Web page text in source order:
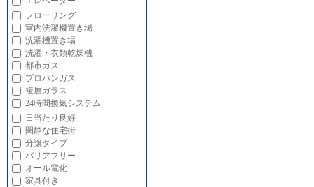
フローリング
室内洗濯機置き場
洗濯機置き場
洗濯・衣類乾燥機
都市ガス
プロパンガス
複層ガラス
24時間換気システム
日当たり良好
閑静な住宅街
分譲タイプ
バリアフリー
オール電化
家具付き